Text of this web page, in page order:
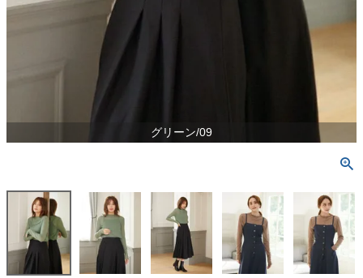
グリーン/09